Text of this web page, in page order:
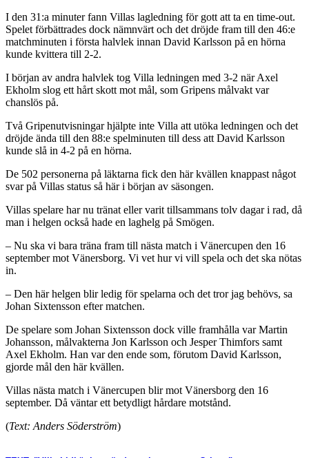
I den 31:a minuter fann Villas lagledning för gott att ta en time-out.
Spelet förbättrades dock nämnvärt och det dröjde fram till den 46:e
matchminuten i första halvlek innan David Karlsson på en hörna
kunde kvittera till 2-2.
I början av andra halvlek tog Villa ledningen med 3-2 när Axel
Ekholm slog ett hårt skott mot mål, som Gripens målvakt var
chanslös på.
Två Gripenutvisningar hjälpte inte Villa att utöka ledningen och det
dröjde ända till den 88:e spelminuten till dess att David Karlsson
kunde slå in 4-2 på en hörna.
De 502 personerna på läktarna fick den här kvällen knappast något
svar på Villas status så här i början av säsongen.
Villas spelare har nu tränat eller varit tillsammans tolv dagar i rad, då
man i helgen också hade en laghelg på Smögen.
– Nu ska vi bara träna fram till nästa match i Vänercupen den 16
september mot Vänersborg. Vi vet hur vi vill spela och det ska nötas
in.
– Den här helgen blir ledig för spelarna och det tror jag behövs, sa
Johan Sixtensson efter matchen.
De spelare som Johan Sixtensson dock ville framhålla var Martin
Johansson, målvakterna Jon Karlsson och Jesper Thimfors samt
Axel Ekholm. Han var den ende som, förutom David Karlsson,
gjorde mål den här kvällen.
Villas nästa match i Vänercupen blir mot Vänersborg den 16
september. Då väntar ett betydligt hårdare motstånd.
(Text: Anders Söderström)